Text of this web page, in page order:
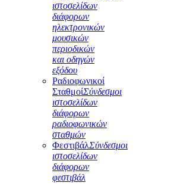
ιστοσελίδων
διάφορων
ηλεκτρονικών
μουσικών
περιοδικών
και οδηγών
εξόδου
Ραδιοφωνικοί
ΣταθμοίΣύνδεσμοι
ιστοσελίδων
διάφορων
ραδιοφωνικών
σταθμών
ΦεστιβάλΣύνδεσμοι
ιστοσελίδων
διάφορων
φεστιβάλ